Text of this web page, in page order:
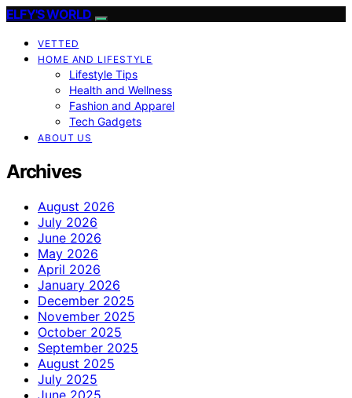
ELFY'S WORLD
VETTED
HOME AND LIFESTYLE
Lifestyle Tips
Health and Wellness
Fashion and Apparel
Tech Gadgets
ABOUT US
Archives
August 2026
July 2026
June 2026
May 2026
April 2026
January 2026
December 2025
November 2025
October 2025
September 2025
August 2025
July 2025
June 2025